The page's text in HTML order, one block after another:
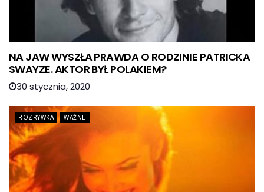
NA JAW WYSZŁA PRAWDA O RODZINIE PATRICKA
SWAYZE. AKTOR BYŁ POLAKIEM?
30 stycznia, 2020
ROZRYWKA WAŻNE